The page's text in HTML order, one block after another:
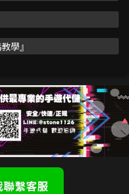
學』
聯繫客服